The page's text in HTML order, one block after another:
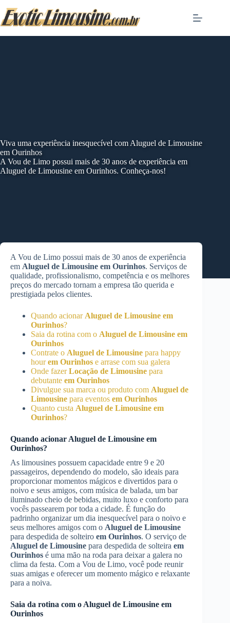
to
content
Viva uma experiência inesquecível com Aluguel de Limousine
em Ourinhos
A Vou de Limo possui mais de 30 anos de experiência em
Aluguel de Limousine em Ourinhos. Conheça-nos!
A Vou de Limo possui mais de 30 anos de experiência
em Aluguel de Limousine em Ourinhos. Serviços de
qualidade, profissionalismo, competência e os melhores
preços do mercado tornam a empresa tão querida e
prestigiada pelos clientes.
Quando acionar Aluguel de Limousine em
Ourinhos?
Saia da rotina com o Aluguel de Limousine em
Ourinhos
Contrate o Aluguel de Limousine para happy
hourem Ourinhos e arrase com sua galera
Onde fazerLocação de Limousine para
debutante em Ourinhos
Divulgue sua marca ou produto com Aluguel de
Limousine para eventos em Ourinhos
Quanto custa Aluguel de Limousine em
Ourinhos?
Quando acionar Aluguel de Limousine em
Ourinhos?
As limousines possuem capacidade entre 9 e 20
passageiros, dependendo do modelo, são ideais para
proporcionar momentos mágicos e divertidos para o
noivo e seus amigos, com música de balada, um bar
iluminado cheio de bebidas, muito luxo e conforto para
vocês passearem por toda a cidade. É função do
padrinho organizar um dia inesquecível para o noivo e
seus melhores amigos com o Aluguel de Limousine
para despedida de solteiro em Ourinhos. O serviço de
Aluguel de Limousine para despedida de solteira em
Ourinhos é uma mão na roda para deixar a galera no
clima da festa. Com a Vou de Limo, você pode reunir
suas amigas e oferecer um momento mágico e relaxante
para a noiva.
Saia da rotina com o Aluguel de Limousine em
Ourinhos